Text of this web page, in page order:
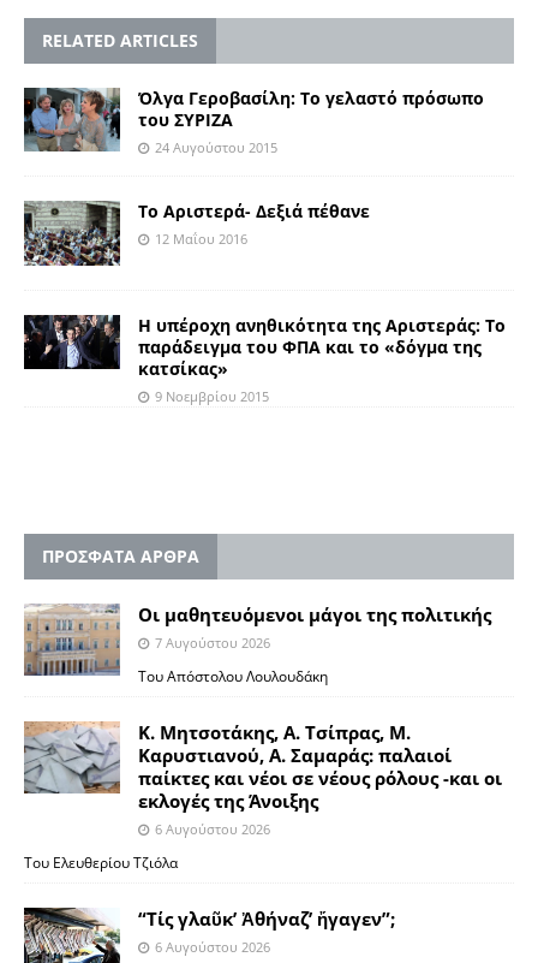
RELATED ARTICLES
Όλγα Γεροβασίλη: Το γελαστό πρόσωπο
του ΣΥΡΙΖΑ
24 Αυγούστου 2015
Το Αριστερά- Δεξιά πέθανε
12 Μαΐου 2016
Η υπέροχη ανηθικότητα της Αριστεράς: Το
παράδειγμα του ΦΠΑ και το «δόγμα της
κατσίκας»
9 Νοεμβρίου 2015
ΠΡΟΣΦΑΤΑ ΑΡΘΡΑ
Οι μαθητευόμενοι μάγοι της πολιτικής
7 Αυγούστου 2026
Του Απόστολου Λουλουδάκη
Κ. Μητσοτάκης, Α. Τσίπρας, Μ.
Καρυστιανού, Α. Σαμαράς: παλαιοί
παίκτες και νέοι σε νέους ρόλους -και οι
εκλογές της Άνοιξης
6 Αυγούστου 2026
Του Ελευθερίου Τζιόλα
“Τίς γλαῦκ’ Ἀθήναζ’ ἤγαγεν”;
6 Αυγούστου 2026